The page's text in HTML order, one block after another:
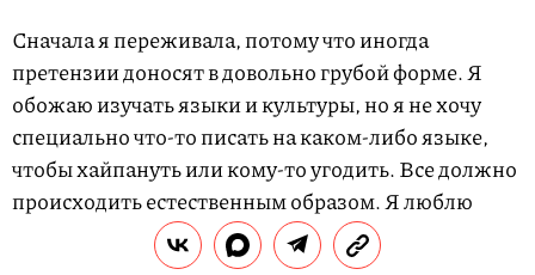
Сначала я переживала, потому что иногда
претензии доносят в довольно грубой форме. Я
обожаю изучать языки и культуры, но я не хочу
специально что-то писать на каком-либо языке,
чтобы хайпануть или кому-то угодить. Все должно
происходить естественным образом. Я люблю
свою родину, и я обязательно напишу что-то на
казахском. Но в свое время.